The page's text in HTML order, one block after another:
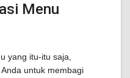
Menu
yang itu-itu saja,
untuk membagi